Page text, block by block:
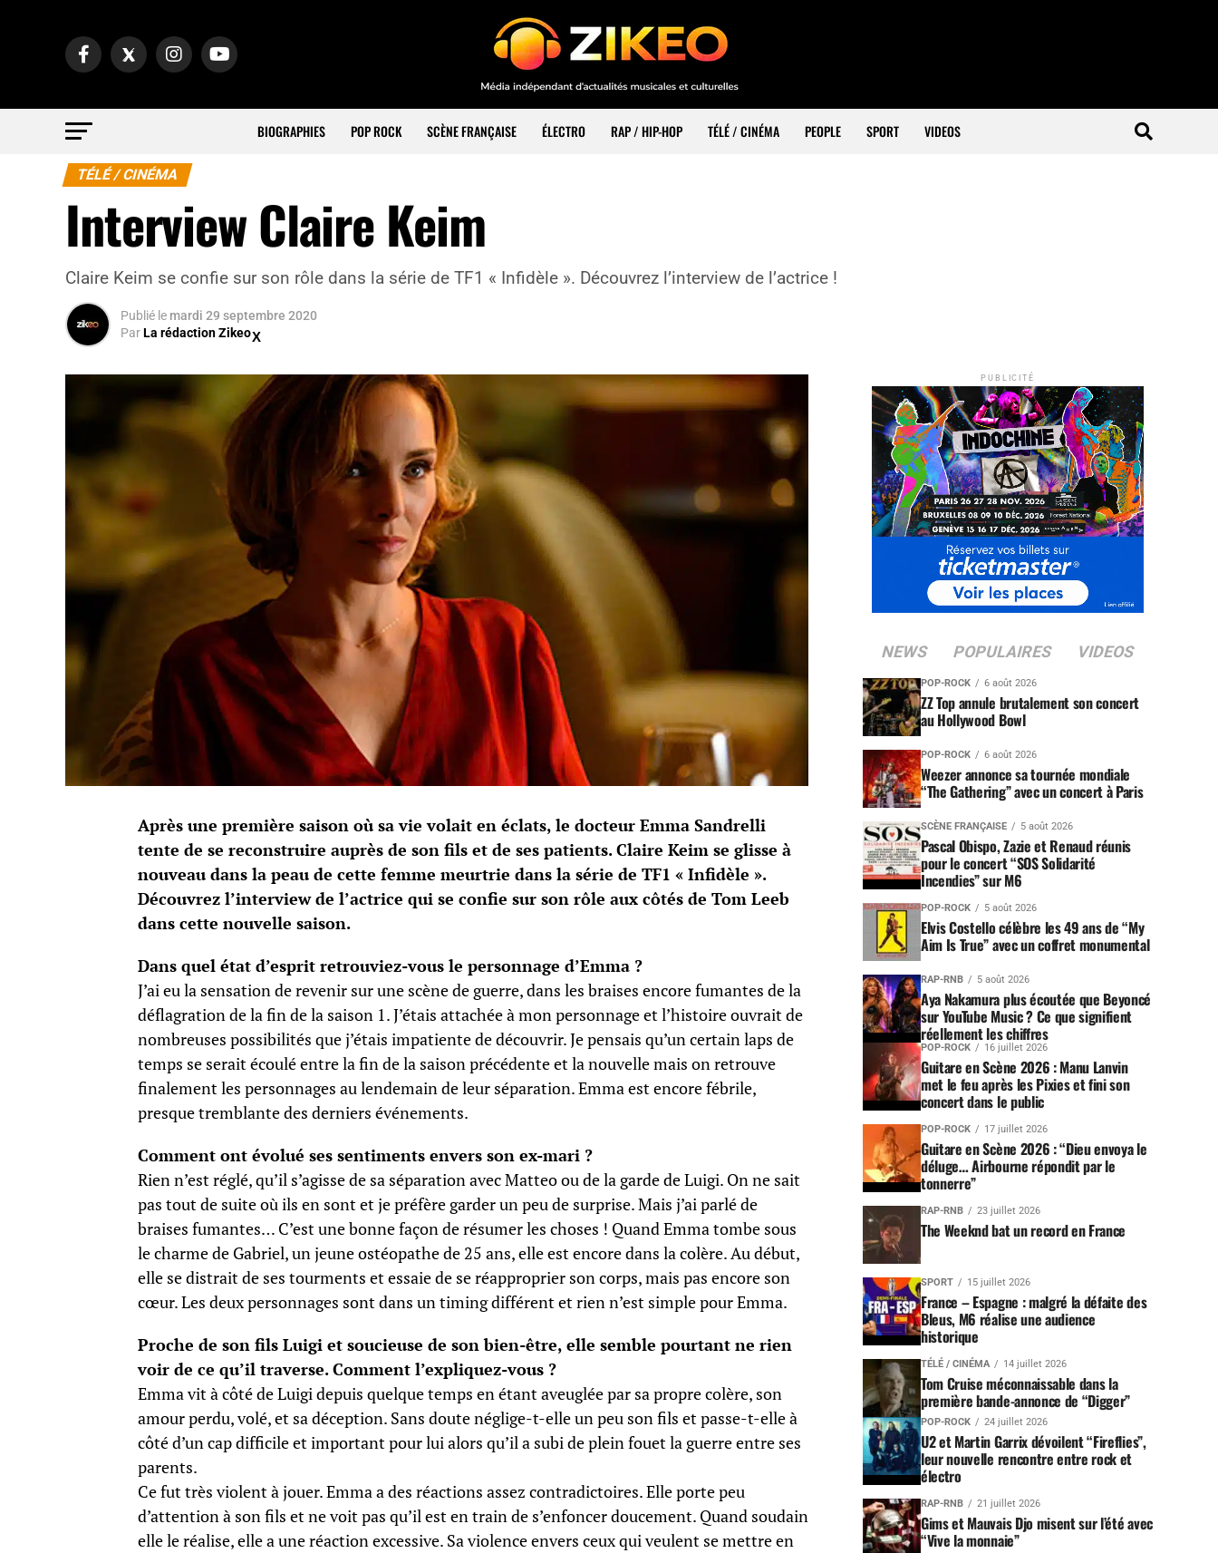
BIOGRAPHIES POP ROCK SCÈNE FRANÇAISE ÉLECTRO RAP / HIP-HOP TÉLÉ / CINÉMA PEOPLE SPORT VIDEOS
TÉLÉ / CINÉMA
Interview Claire Keim
Claire Keim se confie sur son rôle dans la série de TF1 « Infidèle ». Découvrez l’interview de l’actrice !
Publié le mardi 29 septembre 2020
ParLa rédaction Zikeo
Après une première saison où sa vie volait en éclats, le docteur Emma Sandrelli
tente de se reconstruire auprès de son fils et de ses patients. Claire Keim se glisse à
nouveau dans la peau de cette femme meurtrie dans la série de TF1 « Infidèle ».
Découvrez l’interview de l’actrice qui se confie sur son rôle aux côtés de Tom Leeb
dans cette nouvelle saison.
Dans quel état d’esprit retrouviez-vous le personnage d’Emma ?
J’ai eu la sensation de revenir sur une scène de guerre, dans les braises encore fumantes de la
déflagration de la fin de la saison 1. J’étais attachée à mon personnage et l’histoire ouvrait de
nombreuses possibilités que j’étais impatiente de découvrir. Je pensais qu’un certain laps de
temps se serait écoulé entre la fin de la saison précédente et la nouvelle mais on retrouve
finalement les personnages au lendemain de leur séparation. Emma est encore fébrile,
presque tremblante des derniers événements.
Comment ont évolué ses sentiments envers son ex-mari ?
Rien n’est réglé, qu’il s’agisse de sa séparation avec Matteo ou de la garde de Luigi. On ne sait
pas tout de suite où ils en sont et je préfère garder un peu de surprise. Mais j’ai parlé de
braises fumantes… C’est une bonne façon de résumer les choses ! Quand Emma tombe sous
le charme de Gabriel, un jeune ostéopathe de 25 ans, elle est encore dans la colère. Au début,
elle se distrait de ses tourments et essaie de se réapproprier son corps, mais pas encore son
cœur. Les deux personnages sont dans un timing différent et rien n’est simple pour Emma.
Proche de son fils Luigi et soucieuse de son bien-être, elle semble pourtant ne rien
voir de ce qu’il traverse. Comment l’expliquez-vous ?
Emma vit à côté de Luigi depuis quelque temps en étant aveuglée par sa propre colère, son
amour perdu, volé, et sa déception. Sans doute néglige-t-elle un peu son fils et passe-t-elle à
côté d’un cap difficile et important pour lui alors qu’il a subi de plein fouet la guerre entre ses
parents.
Ce fut très violent à jouer. Emma a des réactions assez contradictoires. Elle porte peu
d’attention à son fils et ne voit pas qu’il est en train de s’enfoncer doucement. Quand soudain
elle le réalise, elle a une réaction excessive. Sa violence envers ceux qui veulent se mettre en
PUBLICITÉ
NEWS POPULAIRES VIDEOS
POP-ROCK 6 août 2026
ZZ Top annule brutalement son concert
au Hollywood Bowl
POP-ROCK 6 août 2026
Weezer annonce sa tournée mondiale
“The Gathering” avec un concert à Paris
SCÈNE FRANÇAISE 5 août 2026
Pascal Obispo, Zazie et Renaud réunis
pour le concert “SOS Solidarité
Incendies” sur M6
POP-ROCK 5 août 2026
Elvis Costello célèbre les 49 ans de “My
Aim Is True” avec un coffret monumental
RAP-RNB 5 août 2026
Aya Nakamura plus écoutée que Beyoncé
sur YouTube Music ? Ce que signifient
réellement les chiffres
POP-ROCK 16 juillet 2026
Guitare en Scène 2026 : Manu Lanvin
met le feu après les Pixies et fini son
concert dans le public
POP-ROCK 17 juillet 2026
Guitare en Scène 2026 : “Dieu envoya le
déluge… Airbourne répondit par le
tonnerre”
RAP-RNB 23 juillet 2026
The Weeknd bat un record en France
SPORT 15 juillet 2026
France – Espagne : malgré la défaite des
Bleus, M6 réalise une audience
historique
TÉLÉ / CINÉMA 14 juillet 2026
Tom Cruise méconnaissable dans la
première bande-annonce de “Digger”
POP-ROCK 24 juillet 2026
U2 et Martin Garrix dévoilent “Fireflies”,
leur nouvelle rencontre entre rock et
électro
RAP-RNB 21 juillet 2026
Gims et Mauvais Djo misent sur l’été avec
“Vive la monnaie”